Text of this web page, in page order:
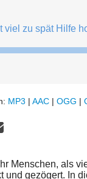
viel zu spät Hilfe
MP3 |AAC |OGG |
Menschen, als
und gezögert. In